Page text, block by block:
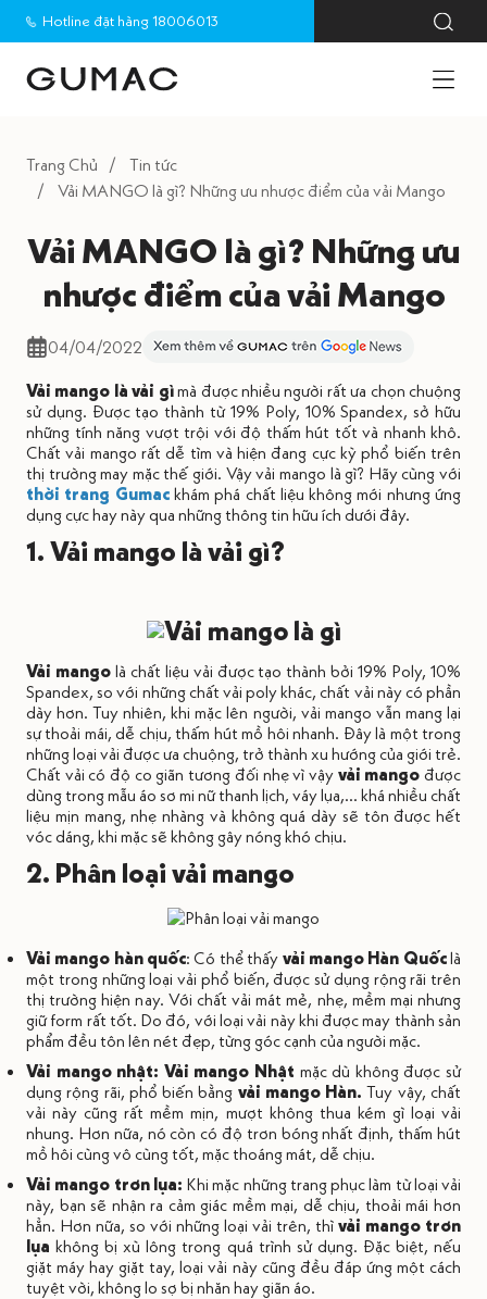
Hotline đặt hàng 18006013
Trang Chủ
Tin tức
Vải MANGO là gì? Những ưu nhược điểm của vải Mango
Vải MANGO là gì? Những ưu
nhược điểm của vải Mango
04/04/2022
Vải mango là vải gìmà được nhiều người rất ưa chọn chuộng
sử dụng. Được tạo thành từ 19% Poly, 10% Spandex, sở hữu
những tính năng vượt trội với độ thấm hút tốt và nhanh khô.
Chất vải mango rất dễ tìm và hiện đang cực kỳ phổ biến trên
thị trường may mặc thế giới. Vậy vải mango là gì? Hãy cùng với
thời trang Gumackhám phá chất liệu không mới nhưng ứng
dụng cực hay này qua những thông tin hữu ích dưới đây.
1. Vải mango là vải gì?
Vải mangolà chất liệu vải được tạo thành bởi 19% Poly, 10%
Spandex, so với những chất vải poly khác, chất vải này có phần
dày hơn. Tuy nhiên, khi mặc lên người, vải mango vẫn mang lại
sự thoải mái, dễ chịu, thấm hút mồ hôi nhanh. Đây là một trong
những loại vải được ưa chuộng, trở thành xu hướng của giới trẻ.
Chất vải có độ co giãn tương đối nhẹ vì vậy vải mango được
dùng trongmẫu áo sơ mi nữ thanh lịch, váy lụa,... khá nhiều chất
liệu mịn mang, nhẹ nhàng và không quá dày sẽ tôn được hết
vóc dáng, khi mặc sẽ không gây nóng khó chịu.
2. Phân loại vải mango
Vải mango hàn quốc: Có thể thấy vải mango Hàn Quốclà
một trong những loại vải phổ biến, được sử dụng rộng rãi trên
thị trường hiện nay. Với chất vải mát mẻ, nhẹ, mềm mại nhưng
giữ form rất tốt. Do đó, với loại vải này khi được may thành sản
phẩm đều tôn lên nét đẹp, từng góc cạnh của người mặc.
Vải mango nhật: Vải mango Nhật mặc dù không được sử
dụng rộng rãi, phổ biến bằng vải mango Hàn. Tuy vậy, chất
vải này cũng rất mềm mịn, mượt không thua kém gì loại vải
nhung. Hơn nữa, nó còn có độ trơn bóng nhất định, thấm hút
mồ hôi cùng vô cùng tốt, mặc thoáng mát, dễ chịu.
Vải mango trơn lụa: Khi mặc những trang phục làm từ loại vải
này, bạn sẽ nhận ra cảm giác mềm mại, dễ chịu, thoải mái hơn
hẳn. Hơn nữa, so với những loại vải trên, thì vải mango trơn
lụa không bị xù lông trong quá trình sử dụng. Đặc biệt, nếu
giặt máy hay giặt tay, loại vải này cũng đều đáp ứng một cách
tuyệt vời, không lo sợ bị nhăn hay giãn áo.